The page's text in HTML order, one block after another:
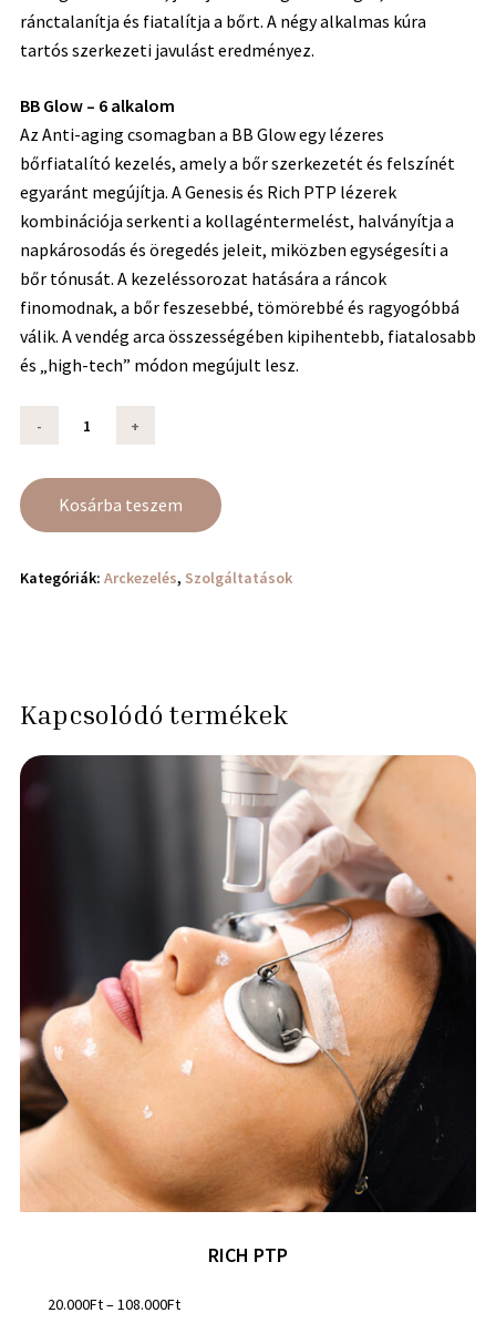
ránctalanítja és fiatalítja a bőrt. A négy alkalmas kúra
tartós szerkezeti javulást eredményez.
BB Glow – 6 alkalom
Az Anti-aging csomagban a BB Glow egy lézeres
bőrfiatalító kezelés, amely a bőr szerkezetét és felszínét
egyaránt megújítja. A Genesis és Rich PTP lézerek
kombinációja serkenti a kollagéntermelést, halványítja a
napkárosodás és öregedés jeleit, miközben egységesíti a
bőr tónusát. A kezeléssorozat hatására a ráncok
finomodnak, a bőr feszesebbé, tömörebbé és ragyogóbbá
válik. A vendég arca összességében kipihentebb, fiatalosabb
és „high-tech” módon megújult lesz.
Kosárba teszem
Kategóriák: Arckezelés, Szolgáltatások
Kapcsolódó termékek
RICH PTP
20.000Ft–108.000Ft